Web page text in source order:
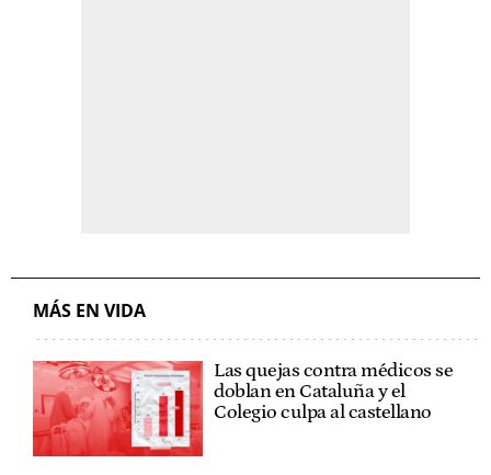
MÁS EN VIDA
Las quejas contra médicos se
doblan en Cataluña y el
Colegio culpa al castellano